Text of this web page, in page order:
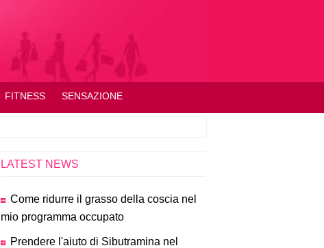
FITNESS SENSAZIONE
LATEST NEWS
Come ridurre il grasso della coscia nel
mio programma occupato
Prendere l'aiuto di Sibutramina nel